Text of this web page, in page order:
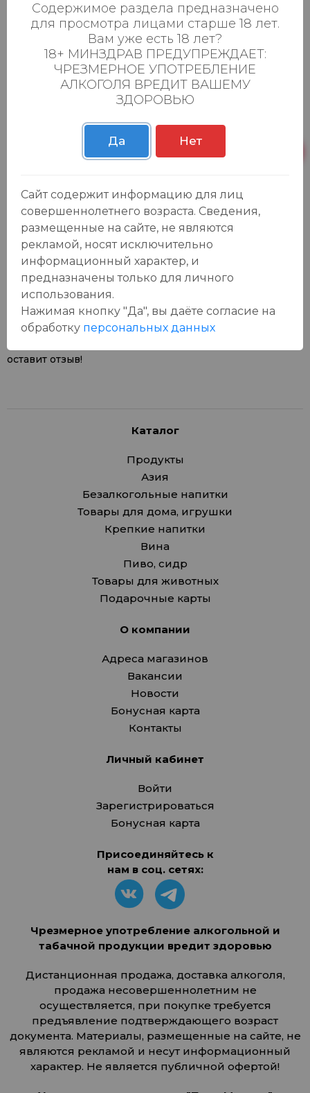
Батыршина 20Б
Пн-Вс с 08:00 до
23:00
3 шт.
Магистральная 22д
Пн-Вс с 08:00 до
23:00
2 шт.
Осиновская 2В,
Пн-Вс с 09:00 до
23:00
Пн-Вс с 09:00 до
Отзывы:
Оставить отзыв
У данного товара еще нет отзывов, будьте первым, кто
оставит отзыв!
Каталог
Продукты
Азия
Безалкогольные напитки
Товары для дома, игрушки
Крепкие напитки
Вина
Пиво, сидр
Товары для животных
Подарочные карты
О компании
Адреса магазинов
Вакансии
Новости
Бонусная карта
Контакты
Личный кабинет
Войти
Зарегистрироваться
Бонусная карта
Присоединяйтесь к
нам в соц. сетях:
Чрезмерное употребление алкогольной и
табачной продукции вредит здоровью
Дистанционная продажа, доставка алкоголя,
продажа несовершеннолетним не
осуществляется, при покупке требуется
предъявление подтверждающего возраст
документа. Материалы, размещенные на сайте, не
являются рекламой и несут информационный
характер. Не является публичной офертой!
Содержимое раздела предназначено
для просмотра лицами старше 18 лет.
Вам уже есть 18 лет?
18+ МИНЗДРАВ ПРЕДУПРЕЖДАЕТ:
ЧРЕЗМЕРНОЕ УПОТРЕБЛЕНИЕ
АЛКОГОЛЯ ВРЕДИТ ВАШЕМУ
ЗДОРОВЬЮ
Да Нет
Сайт содержит информацию для лиц
совершеннолетнего возраста. Сведения,
размещенные на сайте, не являются
рекламой, носят исключительно
информационный характер, и
предназначены только для личного
использования.
Нажимая кнопку "Да", вы даёте cогласие на
обработку персональных данных